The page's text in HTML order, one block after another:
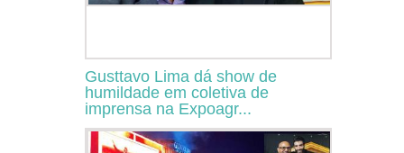
Gusttavo Lima dá show de
humildade em coletiva de
imprensa na Expoagr...